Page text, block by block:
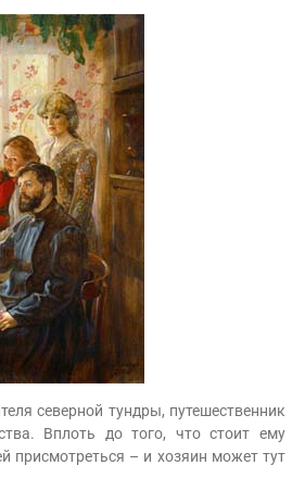
северной тундры, путешественник
Вплоть до того, что стоит ему
присмотреться – и хозяин может тут